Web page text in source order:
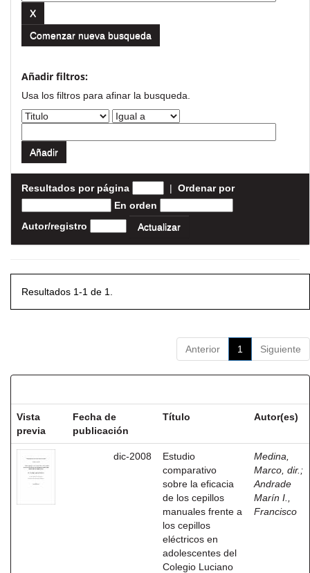
Comenzar nueva busqueda
Añadir filtros:
Usa los filtros para afinar la busqueda.
Resultados por página | Ordenar por
En orden
Autor/registro
Resultados 1-1 de 1.
Anterior 1 Siguiente
Vista
previa
Fecha de
publicación
Título Autor(es)
dic-2008
Estudio
comparativo
sobre la eficacia
de los cepillos
manuales frente a
los cepillos
eléctricos en
adolescentes del
Colegio Luciano
Medina,
Marco, dir. ;
Andrade
Marín I.,
Francisco